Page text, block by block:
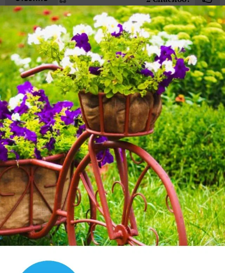
Пожалуйста, оставьте комментарий
Внимание!Если у вас есть свой вопрос, задайте его
отдельно, вспециальной форме
Ваш E-mail:
Или через:
добавить комментарий